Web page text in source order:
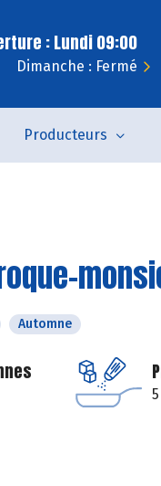
: Lundi 09:00
Dimanche : Fermé
Producteurs
Automne